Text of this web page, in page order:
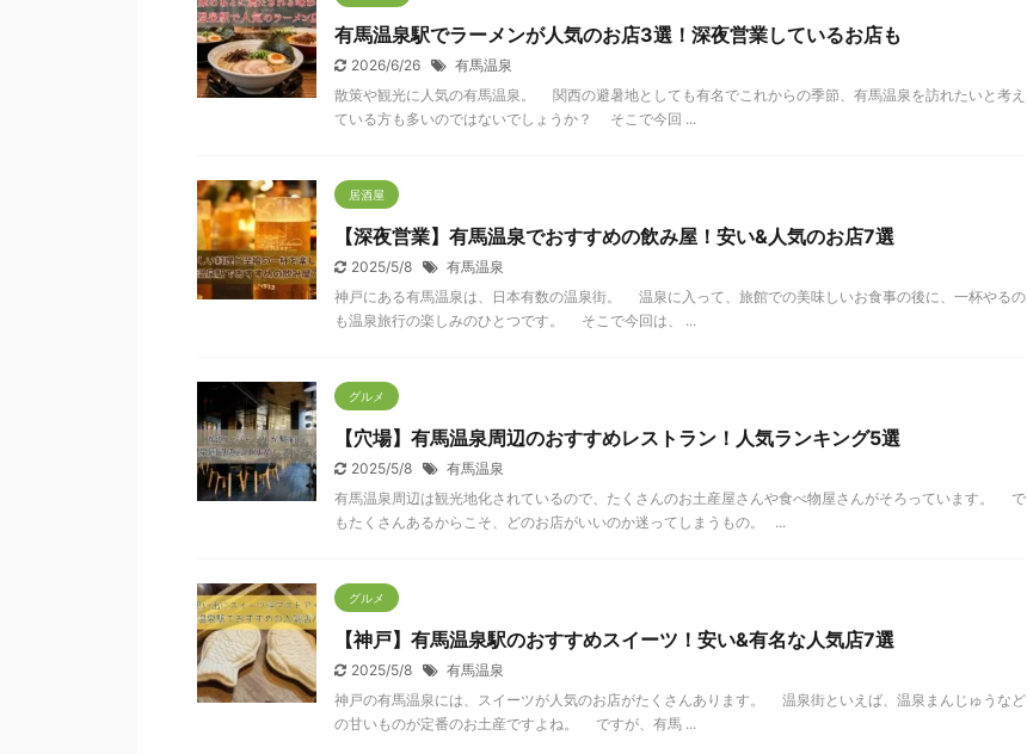
有馬温泉駅でラーメンが人気のお店3選！深夜営業しているお店も
2026/6/26
有馬温泉
散策や観光に人気の有馬温泉。 関西の避暑地としても有名でこれからの季節、有馬温泉を訪れたいと考え
ている方も多いのではないでしょうか？ そこで今回 ...
居酒屋
【深夜営業】有馬温泉でおすすめの飲み屋！安い&人気のお店7選
2025/5/8
有馬温泉
神戸にある有馬温泉は、日本有数の温泉街。 温泉に入って、旅館での美味しいお食事の後に、一杯やるの
も温泉旅行の楽しみのひとつです。 そこで今回は、 ...
グルメ
【穴場】有馬温泉周辺のおすすめレストラン！人気ランキング5選
2025/5/8
有馬温泉
有馬温泉周辺は観光地化されているので、たくさんのお土産屋さんや食べ物屋さんがそろっています。 で
もたくさんあるからこそ、どのお店がいいのか迷ってしまうもの。 ...
グルメ
【神戸】有馬温泉駅のおすすめスイーツ！安い&有名な人気店7選
2025/5/8
有馬温泉
神戸の有馬温泉には、スイーツが人気のお店がたくさんあります。 温泉街といえば、温泉まんじゅうなど
の甘いものが定番のお土産ですよね。 ですが、有馬 ...